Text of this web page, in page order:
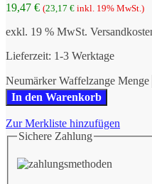
19,47 € (23,17 € inkl. 19% MwSt.)
exkl. 19 % MwSt.
Lieferzeit: 1-3 Werktage
Neumärker Waffelzange Menge
In den Warenkorb
Zur Merkliste hinzufügen
Sichere Zahlung